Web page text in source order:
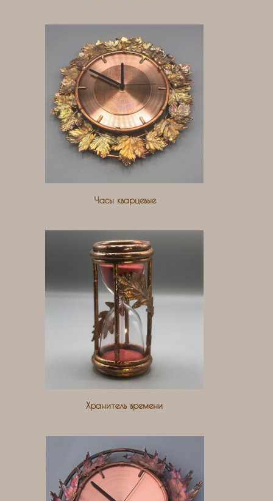
Часы кварцевые
Хранитель времени